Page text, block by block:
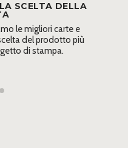
SCELTA DELLA
le migliori carte e
del prodotto più
di stampa.